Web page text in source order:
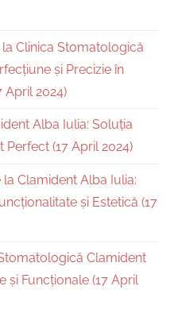
Clinica Stomatologică
și Precizie în
April 2024)
Alba Iulia: Soluția
(17 April 2024)
Clamident Alba Iulia:
și Estetică (17
Clamident
și Funcționale (17 April